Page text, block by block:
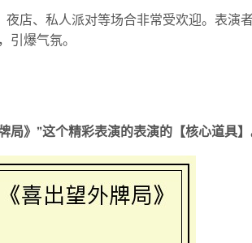
夜店、私人派对等场合非常受欢迎。表演
爆气氛。
》”这个精彩表演的表演的【核心道具】